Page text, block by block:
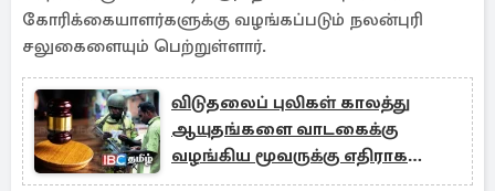
கோரிக்கையாளர்களுக்கு வழங்கப்படும் நலன்புரி
சலுகைளையும் பெற்றுள்ளார்.
விடுதலைப் புலிகள் காலத்து
ஆயுதங்களை வாடகைக்கு
வழங்கிய மூவருக்கு எதிராக
பாயும் சட்டம்